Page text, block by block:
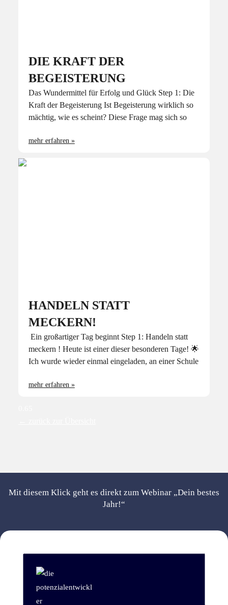
DIE KRAFT DER
BEGEISTERUNG
Das Wundermittel für Erfolg und Glück Step 1: Die
Kraft der Begeisterung Ist Begeisterung wirklich so
mächtig, wie es scheint? Diese Frage mag sich so
mehr erfahren »
HANDELN STATT
MECKERN!
Ein großartiger Tag beginnt Step 1: Handeln statt
meckern ! Heute ist einer dieser besonderen Tage! 🌟
Ich wurde wieder einmal eingeladen, an einer Schule
mehr erfahren »
Mit diesem Klick geht es direkt zum Webinar „Dein bestes
Jahr!“